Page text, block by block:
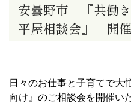
安曇野市 『共働
平屋相談会』 開
日々のお仕事と子育てで大
向け』のご相談会を開催い